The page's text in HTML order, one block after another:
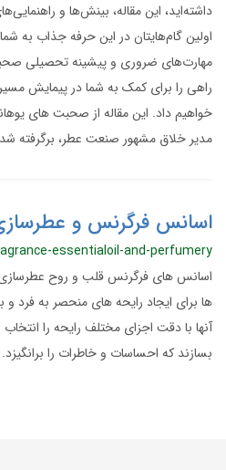
داشته‌اید، این مقاله، بینش‌ها و
اولین گام‌هایتان در این حرفه جذاب به
مهارت‌های ضروری و پیشینه تحصیلی
راهی را برای کمک به شما در پیمایش
مدیر خلاق مشهور صنعت عطر، برگرفته
اسانس فرگرنس و
essentialoil-and-perfumery
اسانس های فرگرنس قلب و روح
ها برای ایجاد رایحه های منحصر به فرد و
آنها با دقت اجزای مختلف رایحه را
بسازند که احساسات و خاطرات را برانگیزد.